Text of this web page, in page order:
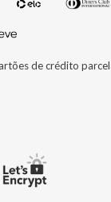
de crédito